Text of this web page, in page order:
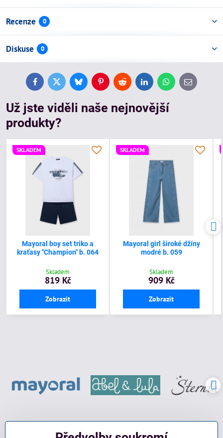
Recenze 0
Diskuse 0
FacebookTwitterBlueskyPinterestReddit LinkedInWhatsApp
E-
mail
Už jste viděli naše nejnovější
produkty?
SKLADEM
Mayoral boy set triko a
kraťasy "Champion" b. 064
Skladem
819 Kč
Zobrazit
SKLADEM
Mayoral girl široké džíny
modré b. 059
Skladem
909 Kč
Zobrazit